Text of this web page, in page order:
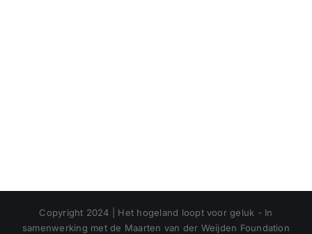
Copyright 2024 | Het hogeland loopt voor geluk - In
samenwerking met de Maarten van der Weijden Foundation